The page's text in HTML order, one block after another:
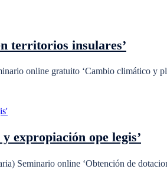
territorios insulares’
online gratuito ‘Cambio climático
expropiación ope legis’
Seminario online ‘Obtención de